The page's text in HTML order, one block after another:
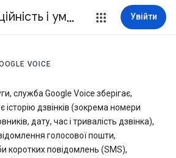
Конфіденційність і умови Увійти
VOICE
служба Google Voice зберігає,
історію дзвінків (зокрема номери
дату, час і тривалість дзвінка),
голосової пошти,
коротких повідомлень (SMS),